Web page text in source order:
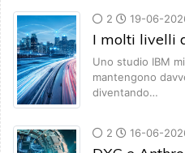
2 19-06-
I molti livelli
Uno studio IBM
mantengono
diventando…
2 16-06-